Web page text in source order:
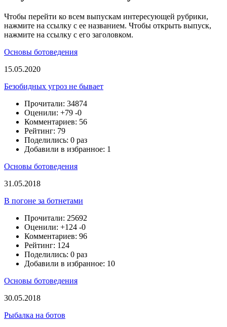
Чтобы перейти ко всем выпускам интересующей рубрики,
нажмите на ссылку с ее названием. Чтобы открыть выпуск,
нажмите на ссылку с его заголовком.
Основы ботоведения
15.05.2020
Безобидных угроз не бывает
Прочитали: 34874
Оценили: +79 -0
Комментариев: 56
Рейтинг: 79
Поделились: 0 раз
Добавили в избранное: 1
Основы ботоведения
31.05.2018
В погоне за ботнетами
Прочитали: 25692
Оценили: +124 -0
Комментариев: 96
Рейтинг: 124
Поделились: 0 раз
Добавили в избранное: 10
Основы ботоведения
30.05.2018
Рыбалка на ботов